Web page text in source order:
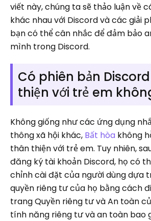
viết này, chúng ta sẽ thảo luận về
khác nhau với Discord và các giải
bạn có thể cân nhắc để đảm bảo
mình trong Discord.
Có phiên bản
thiện với trẻ em
Không giống như các ứng dụng
thông xã hội khác, Bất hòa không
thân thiện với trẻ em. Tuy nhiên,
đăng ký tài khoản Discord, họ có
chỉnh cài đặt của người dùng dựa
quyền riêng tư của họ bằng cách
trang Quyền riêng tư và An toàn
tính năng riêng tư và an toàn bao